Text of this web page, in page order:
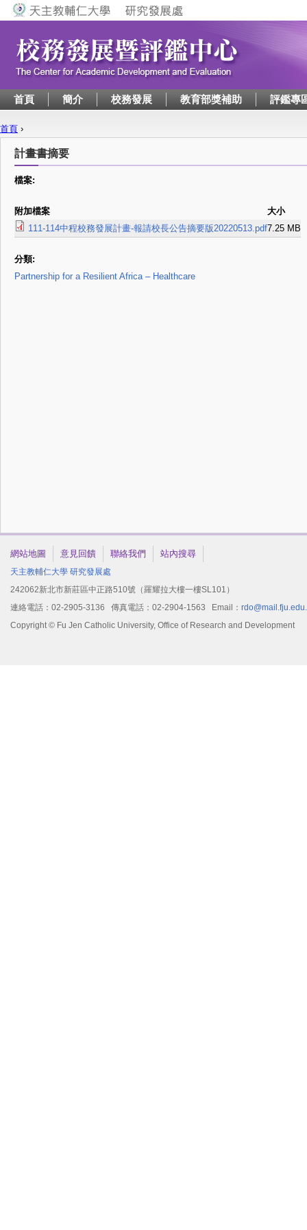
Jump to navigation
首頁 簡介 校務發展 教育部獎補助 評鑑專
您在這裡
首頁 ›
計畫書摘要
檔案:
附加檔案
大小
111-114中程校務發展計畫-報請校長公告摘要版20220513.pdf7.25 MB
分類:
Partnership for a Resilient Africa – Healthcare
網站地圖 意見回饋 聯絡我們 站內搜尋
天主教輔仁大學 研究發展處
242062新北市新莊區中正路510號（羅耀拉大樓一樓SL101）
連絡電話：02-2905-3136 傳真電話：02-2904-1563 Email：
Copyright © Fu Jen Catholic University, Office of Research and Development